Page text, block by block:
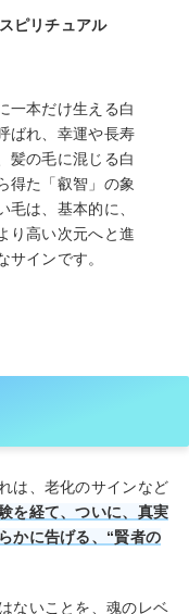
ピリチュアル
一本だけ生える白
ばれ、幸運や長寿
髪の毛に混じる白
得た「叡智」の象
は、基本的に、
り高い次元へと進
インです。
は、老化のサインなど
を経て、ついに、真実
かに告げる、“賢者の
ないことを、魂のレベ